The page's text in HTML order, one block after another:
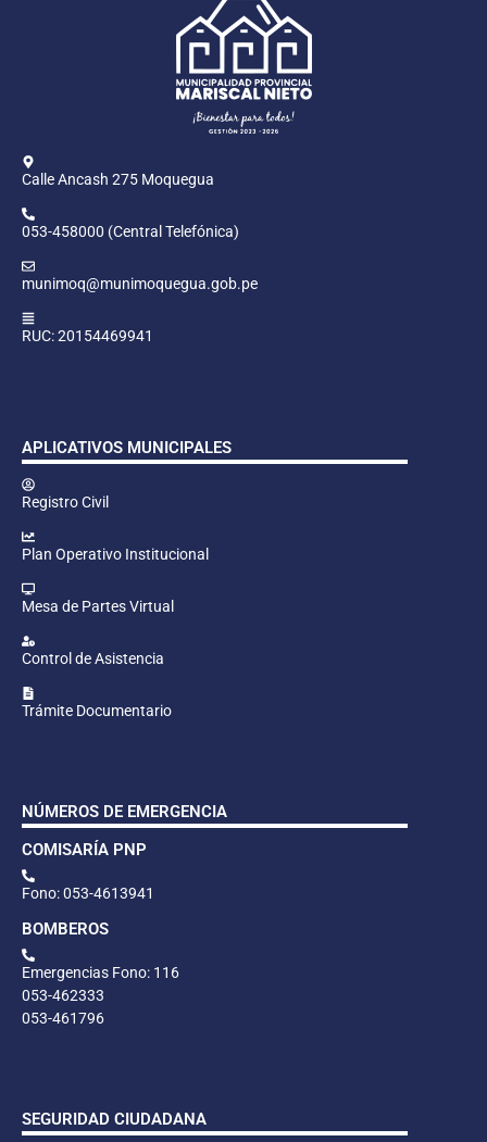
Calle Ancash 275 Moquegua
053-458000 (Central Telefónica)
munimoq@munimoquegua.gob.pe
RUC: 20154469941
APLICATIVOS MUNICIPALES
Registro Civil
Plan Operativo Institucional
Mesa de Partes Virtual
Control de Asistencia
Trámite Documentario
NÚMEROS DE EMERGENCIA
COMISARÍA PNP
Fono: 053-4613941
BOMBEROS
Emergencias Fono: 116
053-462333
053-461796
SEGURIDAD CIUDADANA